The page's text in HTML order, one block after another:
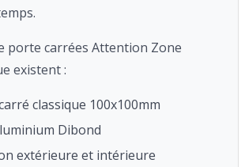
porte carrées Attention Zone
existent :
classique 100x100mm
Dibond
extérieure et intérieure